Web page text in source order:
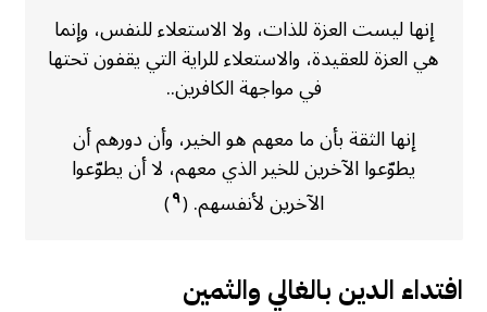
إنها ليست العزة للذات، ولا الاستعلاء للنفس، وإنما
هي العزة للعقيدة، والاستعلاء للراية التي يقفون تحتها
في مواجهة الكافرين..
إنها الثقة بأن ما معهم هو الخير، وأن دورهم أن
يطوّعوا الآخرين للخير الذي معهم، لا أن يطوّعوا
الآخرين لأنفسهم.(٩)
افتداء الدين بالغالي والثمين